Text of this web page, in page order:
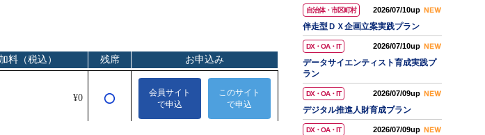
自治体・市区町村 2026/07/10up
伴走型ＤＸ企画立案実践プラン
DX・OA・IT 2026/07/10up
データサイエンティスト育成実践プ
ラン
DX・OA・IT 2026/07/09up
デジタル推進人財育成プラン
DX・OA・IT 2026/07/09up